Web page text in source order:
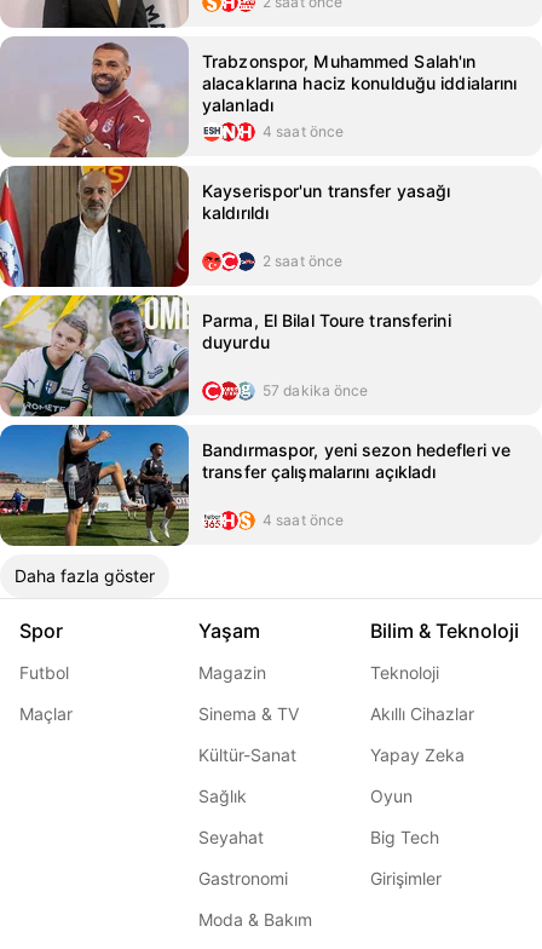
Trabzonspor, Muhammed Salah'ın
alacaklarına haciz konulduğu iddialarını
yalanladı
4 saat önce
Kayserispor'un transfer yasağı
kaldırıldı
2 saat önce
Parma, El Bilal Toure transferini
duyurdu
57 dakika önce
Bandırmaspor, yeni sezon hedefleri ve
transfer çalışmalarını açıkladı
4 saat önce
Daha fazla göster
Spor
Futbol
Maçlar
Yaşam
Magazin
Sinema & TV
Kültür-Sanat
Sağlık
Seyahat
Gastronomi
Moda & Bakım
Bilim & Teknoloji
Teknoloji
Akıllı Cihazlar
Yapay Zeka
Oyun
Big Tech
Girişimler